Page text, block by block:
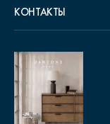
КОНТАКТЫ